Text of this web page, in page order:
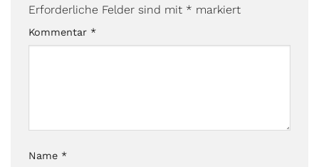
Erforderliche Felder sind mit * markiert
Kommentar *
Name *